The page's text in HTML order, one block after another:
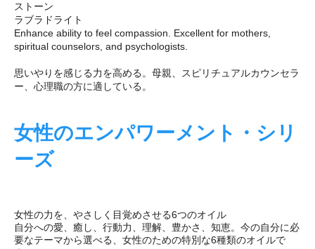
ストーン
ラブラドライト
Enhance ability to feel compassion. Excellent for mothers,
spiritual counselors, and psychologists.
思いやりを感じる力を高める。母親、スピリチュアルカウンセラ
ー、心理職の方に適している。
女性のエンパワーメント・シリ
ーズ
女性の力を、やさしく目覚めさせる6つのオイル
自分への愛、癒し、行動力、理解、豊かさ、知恵。今の自分に必
要なテーマから選べる、女性のための特別な6種類のオイルで